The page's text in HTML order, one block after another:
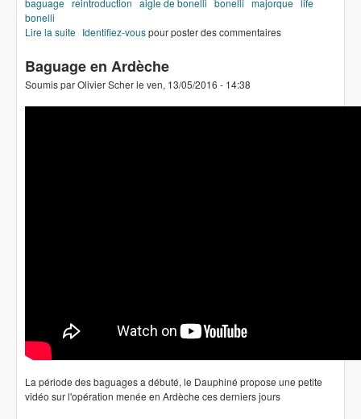
baguage reintroduction aigle de bonelli bonelli majorque life
bonelli
Lire la suite de Baguage sur Majorque
Identifiez-vouspour poster des commentaires
Baguage en Ardèche
Soumis parOlivier Scherle ven, 13/05/2016 - 14:38
La période des baguages a débuté, le Dauphiné propose une petite
vidéo sur l'opération menée en Ardèche ces derniers jours